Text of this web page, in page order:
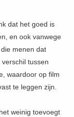
dat het goed is
en ook vanwege
menen dat
tussen
waardoor op film
te leggen zijn.
weinig toevoegt